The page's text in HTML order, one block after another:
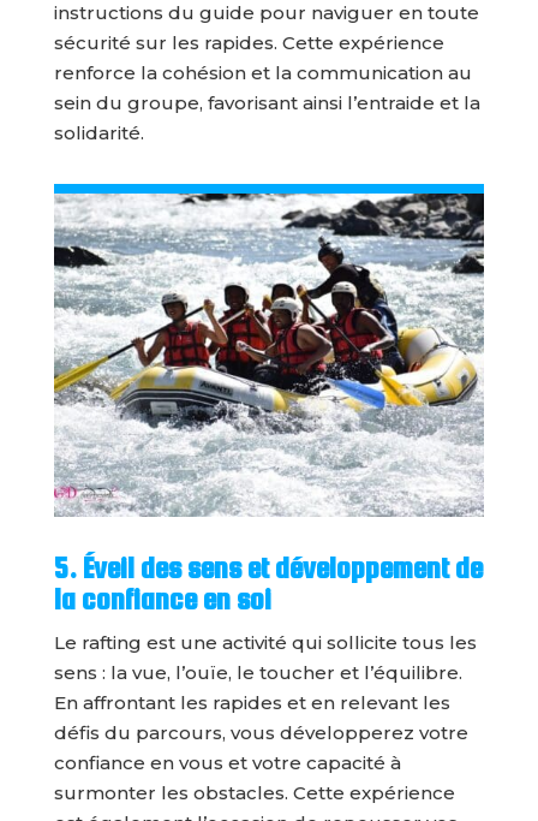
instructions du guide pour naviguer en toute
sécurité sur les rapides. Cette expérience
renforce la cohésion et la communication au
sein du groupe, favorisant ainsi l’entraide et la
solidarité.
5. Éveil des sens et développement de
la confiance en soi
Le rafting est une activité qui sollicite tous les
sens : la vue, l’ouïe, le toucher et l’équilibre.
En affrontant les rapides et en relevant les
défis du parcours, vous développerez votre
confiance en vous et votre capacité à
surmonter les obstacles. Cette expérience